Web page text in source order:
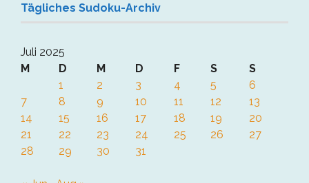
Tägliches Sudoku-Archiv
Juli 2025
M
D M D F S
S
1
2 3 4 5
6
7
8 9 10 11 12
13
14
15 16 17 18 19
20
21
22 23 24 25 26
27
28
29 30 31